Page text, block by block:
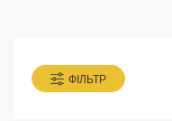
ФІЛЬТР